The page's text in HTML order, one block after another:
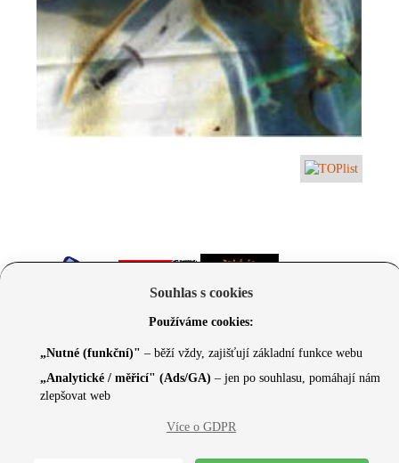
neziskovky.cz) | Design concept by
Souhlas s cookies
Používáme cookies:
„Nutné (funkční)" – běží vždy, zajišťují základní funkce webu
„Analytické / měřicí" (Ads/GA) – jen po souhlasu, pomáhají nám
zlepšovat web
Více o GDPR